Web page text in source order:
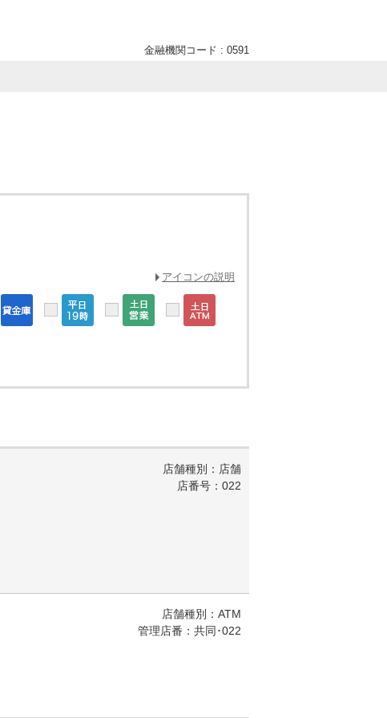
金融機関コード : 0591
アイコンの説明
店舗種別：店舗
店番号：022
店舗種別：ATM
管理店番：共同･022